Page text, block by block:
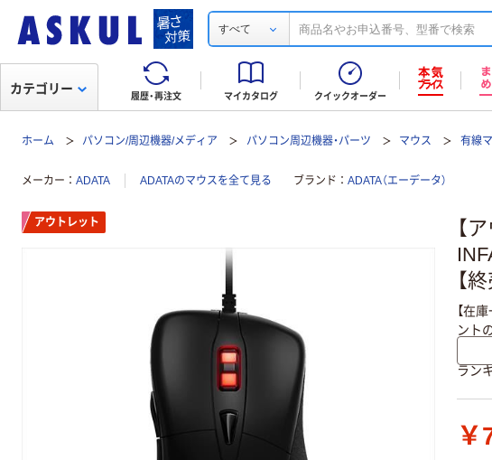
すべて
履歴・再注文 マイカタログ クイックオーダー
カテゴリー
ホーム パソコン/周辺機器/メディア パソコン周辺機器・パーツ マウス 有線
メーカー ADATA ADATAのマウスを全て見る ブランド ADATA（エーデータ）
【
【
【在
ント
ラン
￥
アウトレット